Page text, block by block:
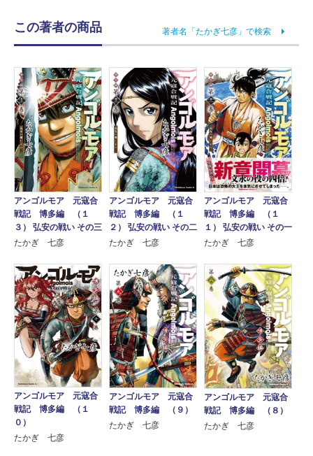
この著者の商品 著者名「たかぎ七彦」で検索
アンゴルモア 元寇合
戦記 博多編 （１
３） 弘安の戦い その三
たかぎ 七彦
アンゴルモア 元寇合
戦記 博多編 （１
２） 弘安の戦い その二
たかぎ 七彦
アンゴルモア 元寇合
戦記 博多編 （１
１） 弘安の戦い その一
たかぎ 七彦
アンゴルモア 元寇合
戦記 博多編 （１
０）
たかぎ 七彦
アンゴルモア 元寇合
戦記 博多編 （９）
たかぎ 七彦
アンゴルモア 元寇合
戦記 博多編 （８）
たかぎ 七彦